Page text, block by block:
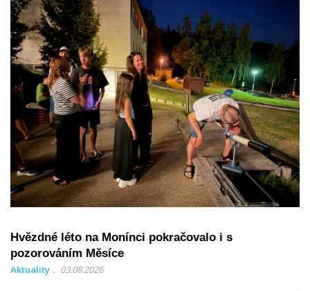
Hvězdné léto na Monínci pokračovalo i s
pozorováním Měsíce
Aktuality 03.08.2026